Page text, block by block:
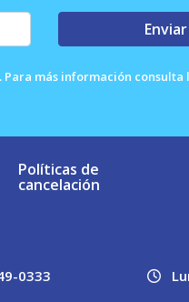
Enviar
más información
Políticas de
cancelación
0333